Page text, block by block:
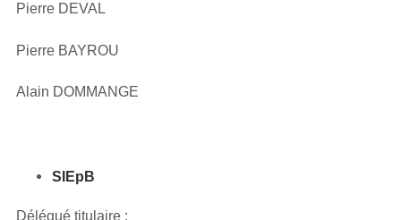
Pierre DEVAL
Pierre BAYROU
Alain DOMMANGE
SIEpB
Délégué titulaire :